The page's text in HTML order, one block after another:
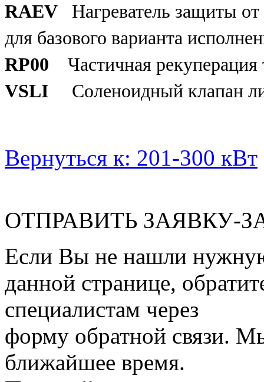
RAEV
Нагреватель защиты
для базового варианта
RP00 Частичная рекуперация
VSLI Соленоидный клапан
Вернуться к: 201-300 кВт
ОТПРАВИТЬ ЗАЯВКУ-
Если Вы не нашли
данной странице,
специалистам через
форму обратной связи.
ближайшее время.